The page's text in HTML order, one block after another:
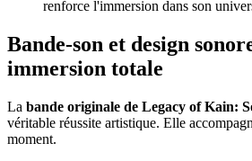
renforce l'immersion dans son
Bande-son et design
immersion totale
La bande originale de Legacy of Kain:
véritable réussite artistique. Elle
moment.